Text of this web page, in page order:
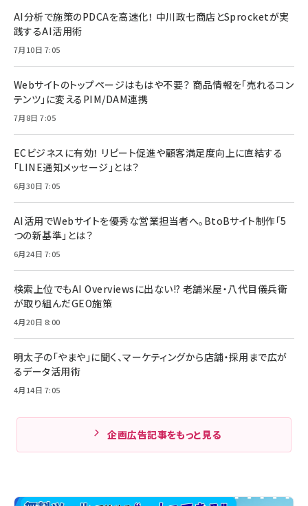
AI分析で施策のPDCAを高速化！ 中川政七商店とSprocketが実
践するAI活用術
7月10日 7:05
Webサイトのトップページはもはや不要？ 商品情報を「売れるコン
テンツ」に変えるPIM/DAM連携
7月8日 7:05
ECビジネスに有効！ リピート促進や顧客満足度向上に直結する
「LINE通知メッセージ」とは？
6月30日 7:05
AI活用でWebサイトを優秀な営業担当者へ。BtoBサイト制作「5
つの新基準」とは？
6月24日 7:05
検索上位でもAI Overviewsに出ない!? 老舗米屋・八代目儀兵衛
が取り組んだGEO施策
4月20日 8:00
明太子の「やまや」に聞く、マーケティングから店舗・採用まで広が
るデータ活用術
4月14日 7:05
企画広告記事をもっと見る